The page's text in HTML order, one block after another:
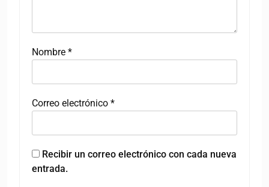
Nombre *
Correo electrónico *
Recibir un correo electrónico con cada nueva
entrada.